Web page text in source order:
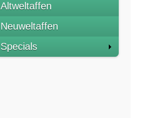
Altweltaffen
Neuweltaffen
Specials